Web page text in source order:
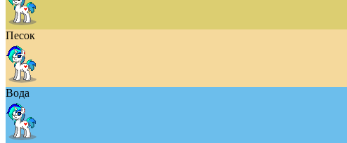
Песок
Вода